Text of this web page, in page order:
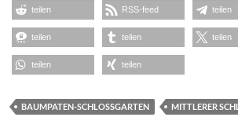
teilen RSS-feed teilen
teilen teilen teilen
teilen teilen
BAUMPATEN-SCHLOSSGARTEN MITTLERER